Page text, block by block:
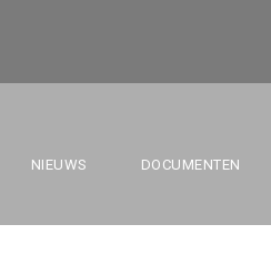
NIEUWS DOCUMENTEN
3E